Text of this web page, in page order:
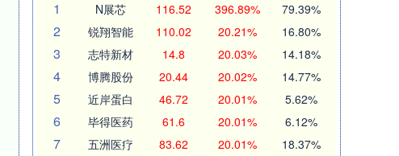
1
N展芯 116.52 396.89% 79.39%
2 锐翔智能 110.02 20.21% 16.80%
3 志特新材 14.8 20.03% 14.18%
4 博腾股份 20.44 20.02% 14.77%
5 近岸蛋白 46.72 20.01% 5.62%
6 毕得医药 61.6 20.01% 6.12%
7 五洲医疗 83.62 20.01% 18.37%